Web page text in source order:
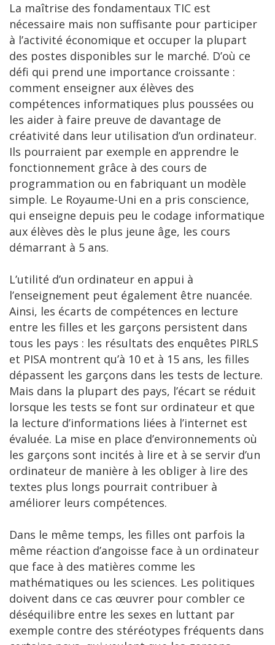
La maîtrise des fondamentaux TIC est
nécessaire mais non suffisante pour participer
à l’activité économique et occuper la plupart
des postes disponibles sur le marché. D’où ce
défi qui prend une importance croissante :
comment enseigner aux élèves des
compétences informatiques plus poussées ou
les aider à faire preuve de davantage de
créativité dans leur utilisation d’un ordinateur.
Ils pourraient par exemple en apprendre le
fonctionnement grâce à des cours de
programmation ou en fabriquant un modèle
simple. Le Royaume-Uni en a pris conscience,
qui enseigne depuis peu le codage informatique
aux élèves dès le plus jeune âge, les cours
démarrant à 5 ans.
L’utilité d’un ordinateur en appui à
l’enseignement peut également être nuancée.
Ainsi, les écarts de compétences en lecture
entre les filles et les garçons persistent dans
tous les pays : les résultats des enquêtes PIRLS
et PISA montrent qu’à 10 et à 15 ans, les filles
dépassent les garçons dans les tests de lecture.
Mais dans la plupart des pays, l’écart se réduit
lorsque les tests se font sur ordinateur et que
la lecture d’informations liées à l’internet est
évaluée. La mise en place d’environnements où
les garçons sont incités à lire et à se servir d’un
ordinateur de manière à les obliger à lire des
textes plus longs pourrait contribuer à
améliorer leurs compétences.
Dans le même temps, les filles ont parfois la
même réaction d’angoisse face à un ordinateur
que face à des matières comme les
mathématiques ou les sciences. Les politiques
doivent dans ce cas œuvrer pour combler ce
déséquilibre entre les sexes en luttant par
exemple contre des stéréotypes fréquents dans